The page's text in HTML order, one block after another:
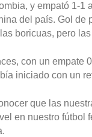
y empató 1-1
del país. Gol de
boricuas, pero
con un empate
iniciado con un
que las
en nuestro fútbol